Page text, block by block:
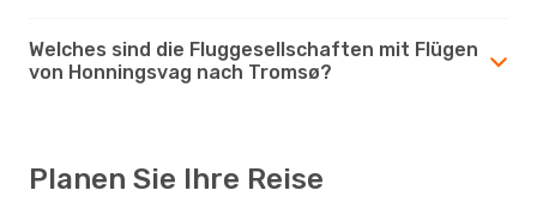
Welches sind die Fluggesellschaften mit Flügen
von Honningsvag nach Tromsø?
Planen Sie Ihre Reise